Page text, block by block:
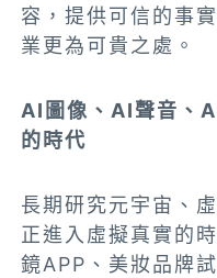
容，提供可信的事
業更為可貴之處。
AI圖像、AI聲音、
的時代
長期研究元宇宙、
正進入虛擬真實的
鏡APP、美妝品牌